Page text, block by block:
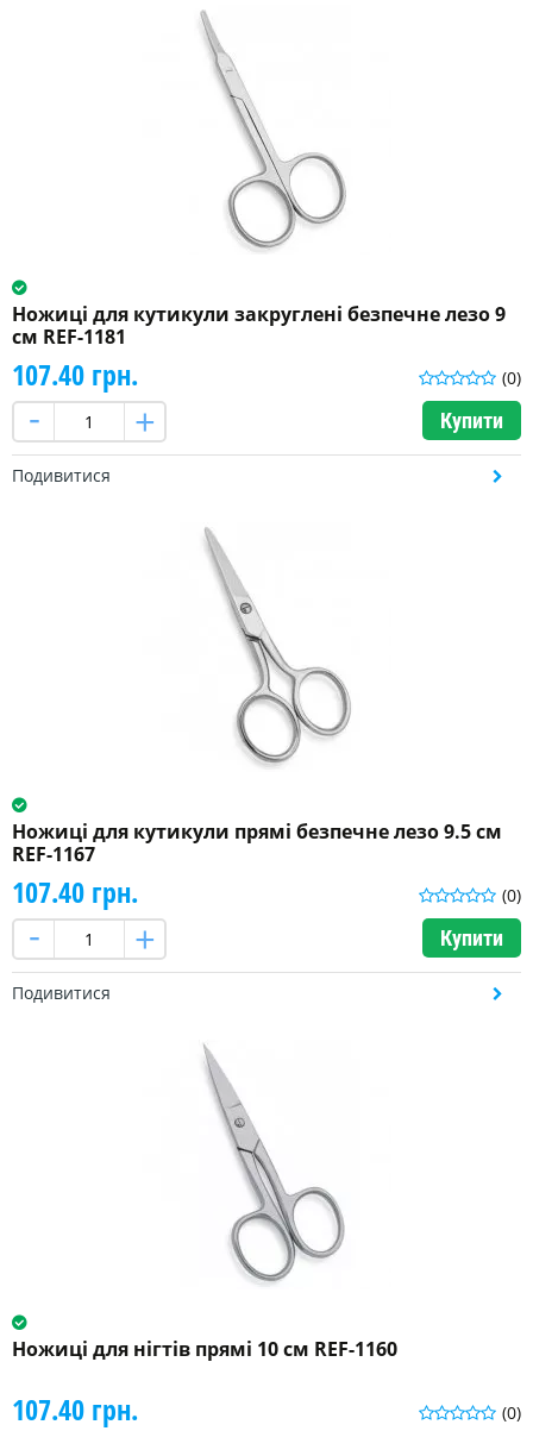
Ножиці для кутикули закруглені безпечне лезо 9
см REF-1181
(0)
107.40 грн.
Купити
Подивитися
Ножиці для кутикули прямі безпечне лезо 9.5 см
REF-1167
(0)
107.40 грн.
Купити
Подивитися
Ножиці для нігтів прямі 10 см REF-1160
(0)
107.40 грн.